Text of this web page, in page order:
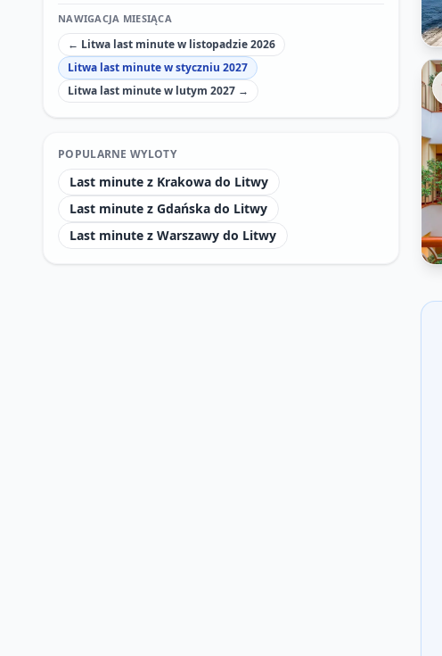
NAWIGACJA MIESIĄCA
← Litwa last minute w listopadzie 2026
Litwa last minute w styczniu 2027
Litwa last minute w lutym 2027 →
POPULARNE WYLOTY
Last minute z Krakowa do Litwy
Last minute z Gdańska do Litwy
Last minute z Warszawy do Litwy